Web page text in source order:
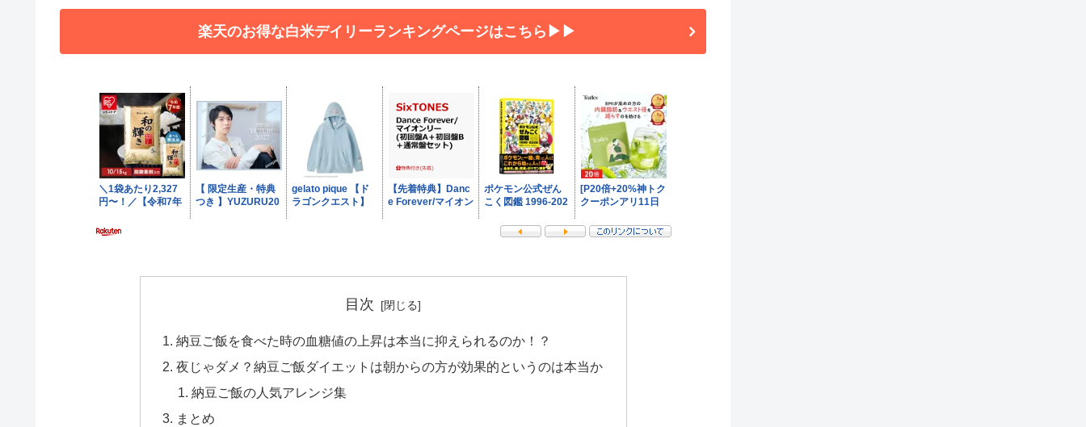
楽天のお得な白米デイリーランキングページはこちら▶▶
目次
納豆ご飯を食べた時の血糖値の上昇は本当に抑えられるのか！？
夜じゃダメ？納豆ご飯ダイエットは朝からの方が効果的というのは本当か
納豆ご飯の人気アレンジ集
まとめ